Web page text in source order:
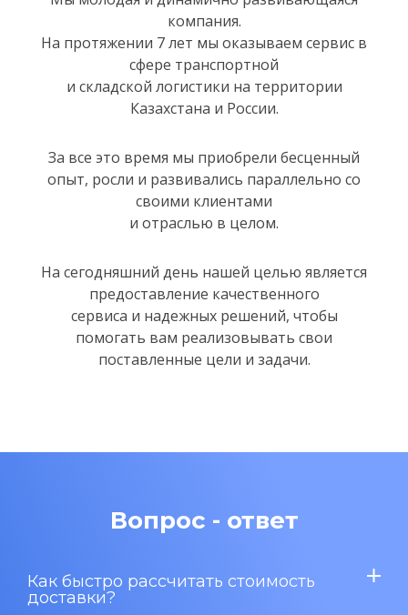
компания.
На протяжении 7 лет мы оказываем сервис в
сфере транспортной
и складской логистики на территории
Казахстанa и России.
За все это время мы приобрели бесценный
опыт, росли и развивались параллельно со
своими клиентами
и отраслью в целом.
На сегодняшний день нашей целью является
предоставление качественного
сервиса и надежных решений, чтобы
помогать вам реализовывать свои
поставленные цели и задачи.
Вопрос - ответ
Как быстро рассчитать стоимость
доставки?